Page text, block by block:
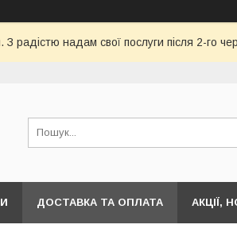
радістю надам свої послуги після 2-го
ДОСТАВКА ТА ОПЛАТА АКЦІЇ,